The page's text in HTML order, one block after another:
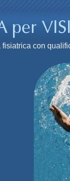
fisiatrica con